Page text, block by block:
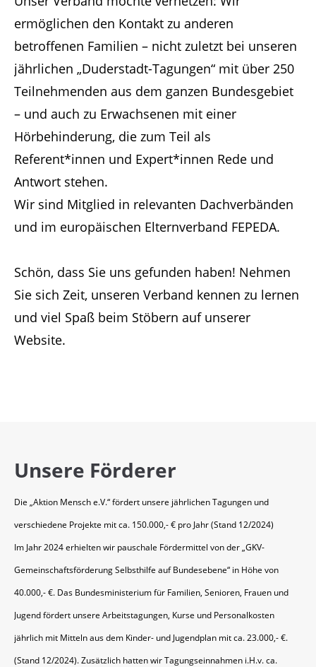
ermöglichen den Kontakt zu anderen
betroffenen Familien – nicht zuletzt bei unseren
jährlichen „Duderstadt-Tagungen“ mit über 250
Teilnehmenden aus dem ganzen Bundesgebiet
– und auch zu Erwachsenen mit einer
Hörbehinderung, die zum Teil als
Referent*innen und Expert*innen Rede und
Antwort stehen.
Wir sind Mitglied in relevanten Dachverbänden
und im europäischen Elternverband FEPEDA.
Schön, dass Sie uns gefunden haben! Nehmen
Sie sich Zeit, unseren Verband kennen zu lernen
und viel Spaß beim Stöbern auf unserer
Website.
Unsere Förderer
Die „Aktion Mensch e.V.“ fördert unsere jährlichen Tagungen und
verschiedene Projekte mit ca. 150.000,- € pro Jahr (Stand 12/2024)
Im Jahr 2024 erhielten wir pauschale Fördermittel von der „GKV-
Gemeinschaftsförderung Selbsthilfe auf Bundesebene“ in Höhe von
40.000,- €. Das Bundesministerium für Familien, Senioren, Frauen und
Jugend fördert unsere Arbeitstagungen, Kurse und Personalkosten
jährlich mit Mitteln aus dem Kinder- und Jugendplan mit ca. 23.000,- €.
(Stand 12/2024). Zusätzlich hatten wir Tagungseinnahmen i.H.v. ca.